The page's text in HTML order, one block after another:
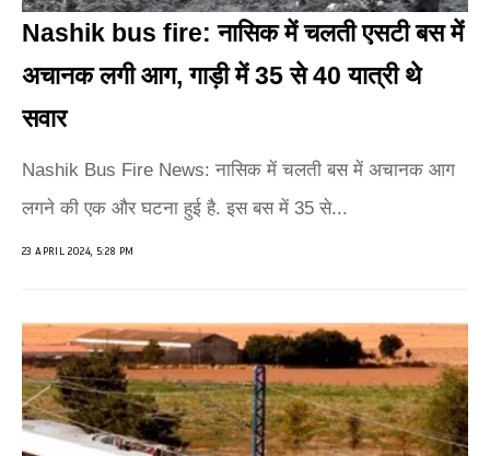
Nashik bus fire: नासिक में चलती एसटी बस में
अचानक लगी आग, गाड़ी में 35 से 40 यात्री थे
सवार
Nashik Bus Fire News: नासिक में चलती बस में अचानक आग
लगने की एक और घटना हुई है. इस बस में 35 से...
23 APRIL 2024, 5:28 PM